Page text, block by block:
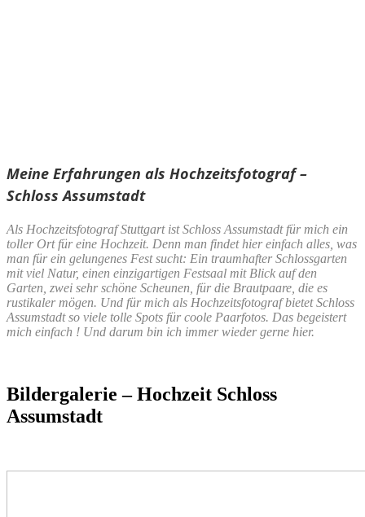
Meine Erfahrungen als Hochzeitsfotograf –
Schloss Assumstadt
Als Hochzeitsfotograf Stuttgart ist Schloss Assumstadt für mich ein
toller Ort für eine Hochzeit. Denn man findet hier einfach alles, was
man für ein gelungenes Fest sucht: Ein traumhafter Schlossgarten
mit viel Natur, einen einzigartigen Festsaal mit Blick auf den
Garten, zwei sehr schöne Scheunen, für die Brautpaare, die es
rustikaler mögen. Und für mich als Hochzeitsfotograf bietet Schloss
Assumstadt so viele tolle Spots für coole Paarfotos. Das begeistert
mich einfach ! Und darum bin ich immer wieder gerne hier.
Bildergalerie – Hochzeit Schloss
Assumstadt